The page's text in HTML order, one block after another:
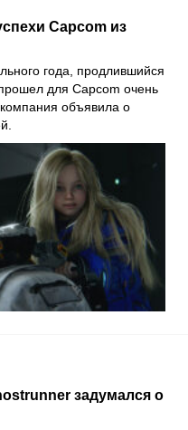
Capcom из
года, продлившийся
для Capcom очень
объявила о
задумался о